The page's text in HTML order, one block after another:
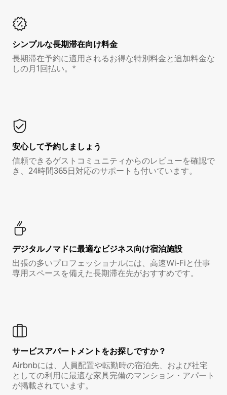
シンプルな長期滞在向け料金
長期滞在予約に適用されるお得な特別料金と追加料金な
しの月1回払い。*
安心して予約しましょう
信頼できるゲストコミュニティからのレビューを確認で
き、24時間365日対応のサポートも付いています。
デジタルノマド⁠に最⁠適⁠なビ⁠ジ⁠ネ⁠ス⁠向⁠け宿⁠泊⁠施⁠設
出張の多いプロフェッショナルには、高速Wi-Fiと仕事
専用スペースを備えた長期滞在先がおすすめです。
サービスアパートメントをお探しですか？
Airbnbには、人員配置や転勤時の宿泊先、および社宅
としての利用に最適な家具完備のマンション・アパート
が掲載されています。